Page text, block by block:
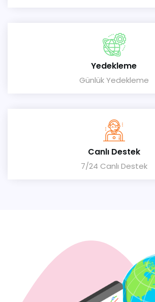
Yedekleme
Günlük Yedekleme
Canlı Destek
7/24 Canlı Destek